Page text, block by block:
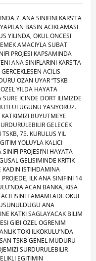
7. ANA SINIFINI KARS’TA
BASIN ACIKLAMASI
YILINDA, OKUL ONCESI
AMACIYLA SUBAT
PROJESI KAPSAMINDA
ANA SINIFLARINI KARS’TA
ACILIS
OZAN UYAR “TSKB
YILDA HAYATA
SURE ICINDE DORT ILIMIZDE
YASIYORUZ.
BUYUTMEYE
GELECEK
75. KURULUS YIL
YOLUYLA KALICI
PROJESI’NI HAYATA
GELISIMINDE KRITIK
KADIN ISTIHDAMINA
ILK ANA SINIFINI 14
ACAN BANKA, KISA
TAMAMLADI. OKUL
ANA
KATKI SAGLAYACAK BILIM
GIBI OZEL OGRENIM
TOKI ILKOKULU’NDA
TSKB GENEL MUDURU
SURDURULEBILIR
EGITIMIN